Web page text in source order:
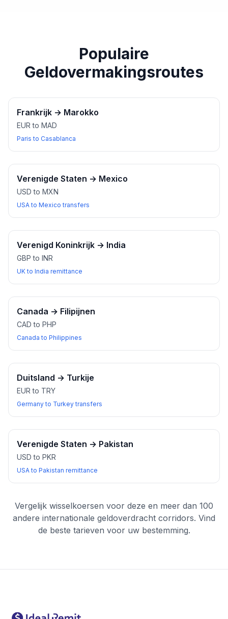
Populaire
Geldovermakingsroutes
Frankrijk → Marokko
EUR to MAD
Paris to Casablanca
Verenigde Staten → Mexico
USD to MXN
USA to Mexico transfers
Verenigd Koninkrijk → India
GBP to INR
UK to India remittance
Canada → Filipijnen
CAD to PHP
Canada to Philippines
Duitsland → Turkije
EUR to TRY
Germany to Turkey transfers
Verenigde Staten → Pakistan
USD to PKR
USA to Pakistan remittance
Vergelijk wisselkoersen voor deze en meer dan 100
andere internationale geldoverdracht corridors. Vind
de beste tarieven voor uw bestemming.